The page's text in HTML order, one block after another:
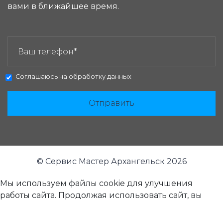
вами в ближайшее время.
Соглашаюсь на обработку данных
Отправить
© Сервис Мастер Архангельск 2026
Мы используем файлы cookie для улучшения
работы сайта. Продолжая использовать сайт, вы